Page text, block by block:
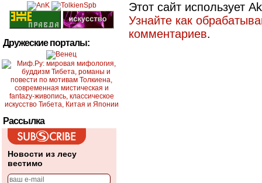
Дружеские порталы:
Рассылка
Новости из лесу
вестимо
Этот сайт использует
Узнайте как
комментариев.